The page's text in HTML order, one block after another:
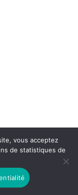
vous acceptez
de statistiques de